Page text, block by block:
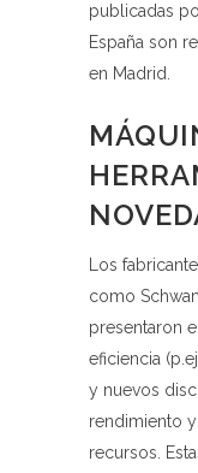
publicadas
España son
en Madrid.
Los
como
presentaron
eficiencia
y nuevos
rendimiento
recursos.